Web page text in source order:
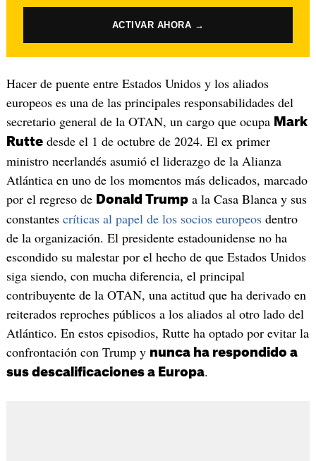
ACTIVAR AHORA →
Hacer de puente entre Estados Unidos y los aliados
europeos es una de las principales responsabilidades del
secretario general de la OTAN, un cargo que ocupa Mark
Ruttedesde el 1 de octubre de 2024. El ex primer
ministro neerlandés asumió el liderazgo de la Alianza
Atlántica en uno de los momentos más delicados, marcado
por el regreso de Donald Trumpa la Casa Blanca y sus
constantes críticas al papel de los socios europeosdentro
de la organización. El presidente estadounidense no ha
escondido su malestar por el hecho de que Estados Unidos
siga siendo, con mucha diferencia, el principal
contribuyente de la OTAN, una actitud que ha derivado en
reiterados reproches públicos a los aliados al otro lado del
Atlántico. En estos episodios, Rutte ha optado por evitar la
confrontación con Trump y nunca ha respondido a
sus descalificaciones a Europa.